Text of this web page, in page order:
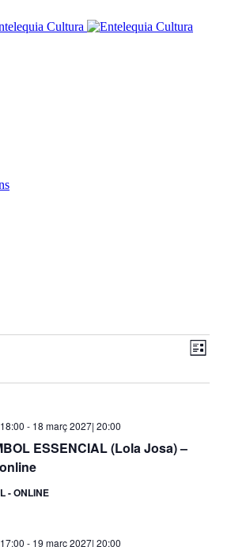
Llista
ESSENCIAL (Lola Josa) –
- 18 març 2027| 20:00
- ONLINE
- 19 març 2027| 20:00